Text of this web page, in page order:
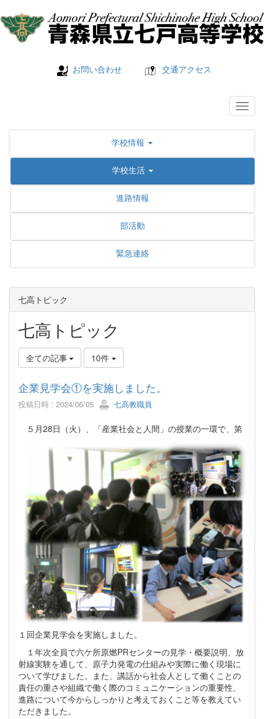
お問い合わせ 交通アクセス
学校情報
学校生活
進路情報
部活動
緊急連絡
七高トピック
七高トピック
全ての記事 10件
企業見学会①を実施しました。
投稿日時 : 2024/06/05 七高教職員
５月28日（火）、「産業社会と人間」の授業の一環で、第
１回企業見学会を実施しました。
１年次全員で六ケ所原燃PRセンターの見学・概要説明、放
射線実験を通して、原子力発電の仕組みや実際に働く現場に
ついて学びました。また、講話から社会人として働くことの
責任の重さや組織で働く際のコミュニケーションの重要性、
進路について今からしっかりと考えておくこと等を教えてい
ただきました。